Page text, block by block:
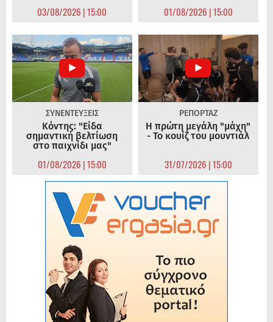
03/08/2026 | 15:00 01/08/2026 | 15:00
ΣΥΝΕΝΤΕΥΞΕΙΣ
Κόντης: "Είδα
σημαντική βελτίωση
στο παιχνίδι μας"
01/08/2026 | 15:00
ΡΕΠΟΡΤΑΖ
Η πρώτη μεγάλη "μάχη"
- Το κουίζ του μουντιάλ
31/07/2026 | 15:00